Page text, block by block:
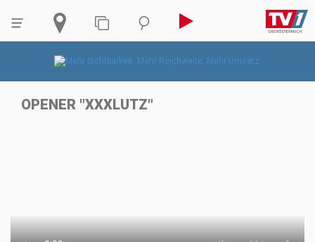
OPENER "XXXLUTZ"